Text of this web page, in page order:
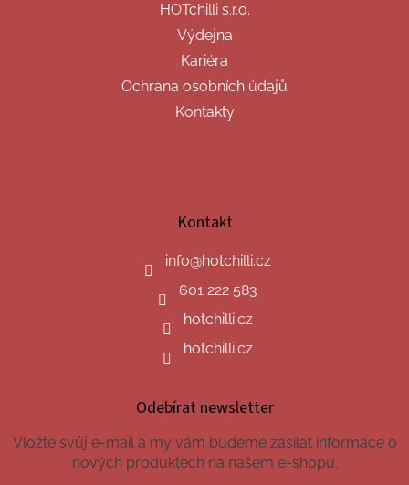
HOTchilli s.r.o.
Výdejna
Kariéra
Ochrana osobních údajů
Kontakty
Kontakt
info@hotchilli.cz
601 222 583
hotchilli.cz
hotchilli.cz
Odebírat newsletter
Vložte svůj e-mail a my vám budeme zasílat informace o
nových produktech na našem e-shopu.